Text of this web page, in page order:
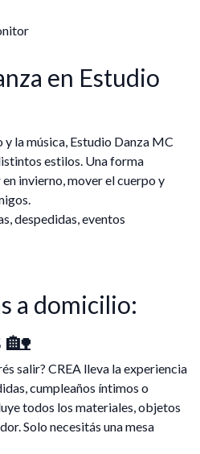
en Estudio
la música, Estudio Danza MC
estilos. Una forma
invierno, mover el cuerpo y
despedidas, eventos
a domicilio:
🏡
salir? CREA lleva la experiencia
cumpleaños íntimos o
todos los materiales, objetos
Solo necesitás una mesa